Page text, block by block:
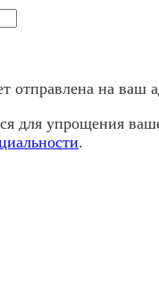
отправлена ​​на ваш
для упрощения
.